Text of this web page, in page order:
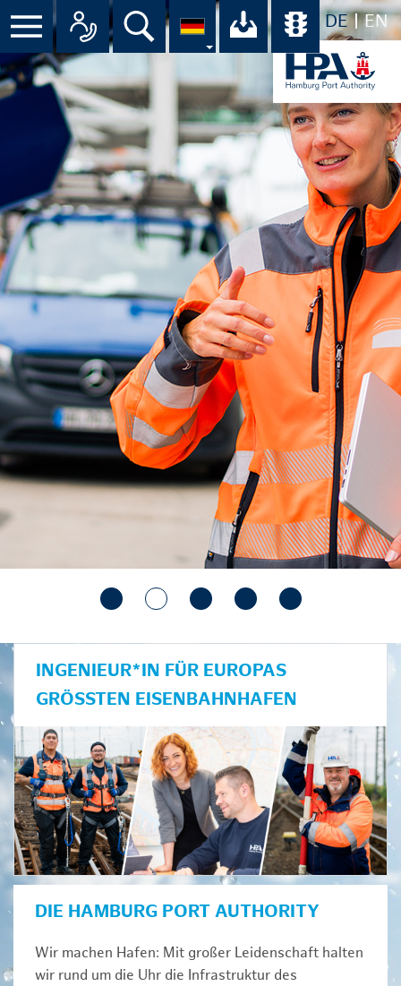
DE EN
Suche Ihr Download-
INGENIEUR*IN FÜR EUROPAS
GRÖSSTEN EISENBAHNHAFEN
DIE HAMBURG PORT AUTHORITY
Wir machen Hafen: Mit großer Leidenschaft halten
wir rund um die Uhr die Infrastruktur des